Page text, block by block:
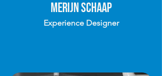
Merijn Schaap
Experience Designer